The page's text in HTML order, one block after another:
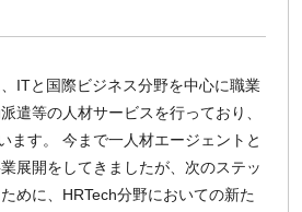
ITと国際ビジネス分野を中心に職業
遣等の人材サービスを行っており、
ます。 今まで一人材エージェントと
展開をしてきましたが、次のステッ
めに、HRTech分野においての新た